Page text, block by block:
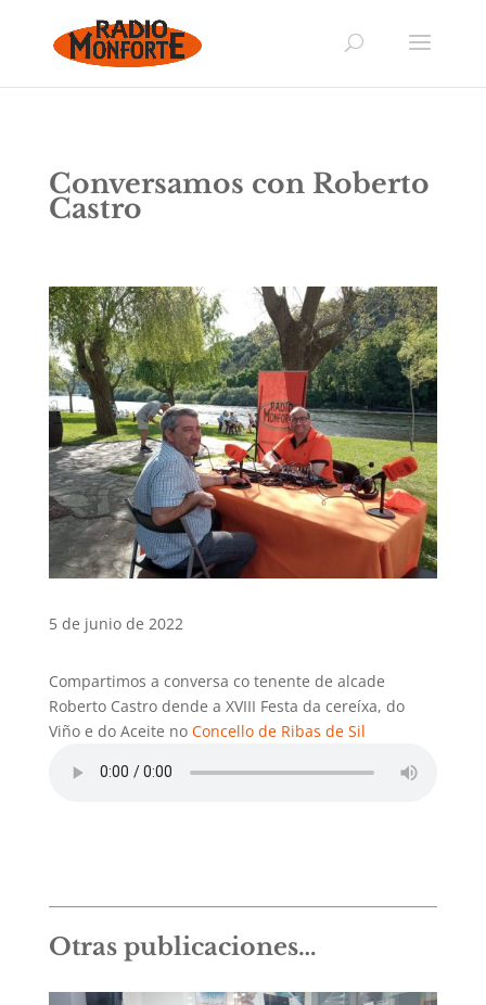
Conversamos con Roberto
Castro
5 de junio de 2022
Compartimos a conversa co tenente de alcade
Roberto Castro dende a XVIII Festa da cereíxa, do
Viño e do Aceite no Concello de Ribas de Sil
Otras publicaciones…